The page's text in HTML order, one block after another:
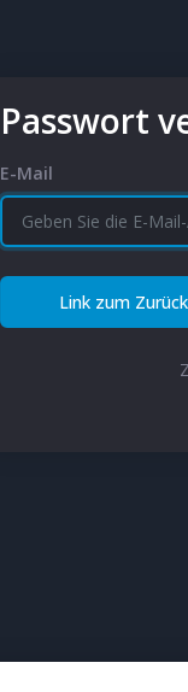
Passwort
E-Mail
Link zum